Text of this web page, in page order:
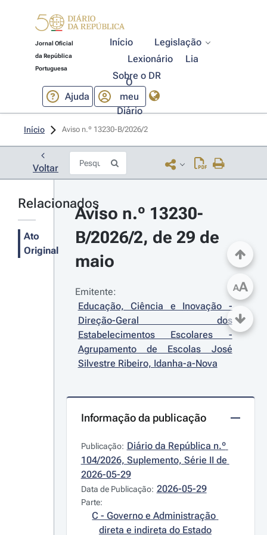
Jornal Oficial
da República
Portuguesa
Início
Legislação
Lexionário
Lia
Sobre o DR
Ajuda
O
meu
Diário
Início Aviso n.º 13230-B/2026/2
Voltar
Relacionados
Ato
Original
Aviso n.º 13230-
B/2026/2, de 29 de
maio
Emitente:
Educação, Ciência e Inovação -
Direção-Geral dos
Estabelecimentos Escolares -
Agrupamento de Escolas José
Silvestre Ribeiro, Idanha-a-Nova
Informação da publicação
Publicação: Diário da República n.º
104/2026, Suplemento, Série II de
2026-05-29
Data de Publicação: 2026-05-29
Parte:
C - Governo e Administração
direta e indireta do Estado
AA